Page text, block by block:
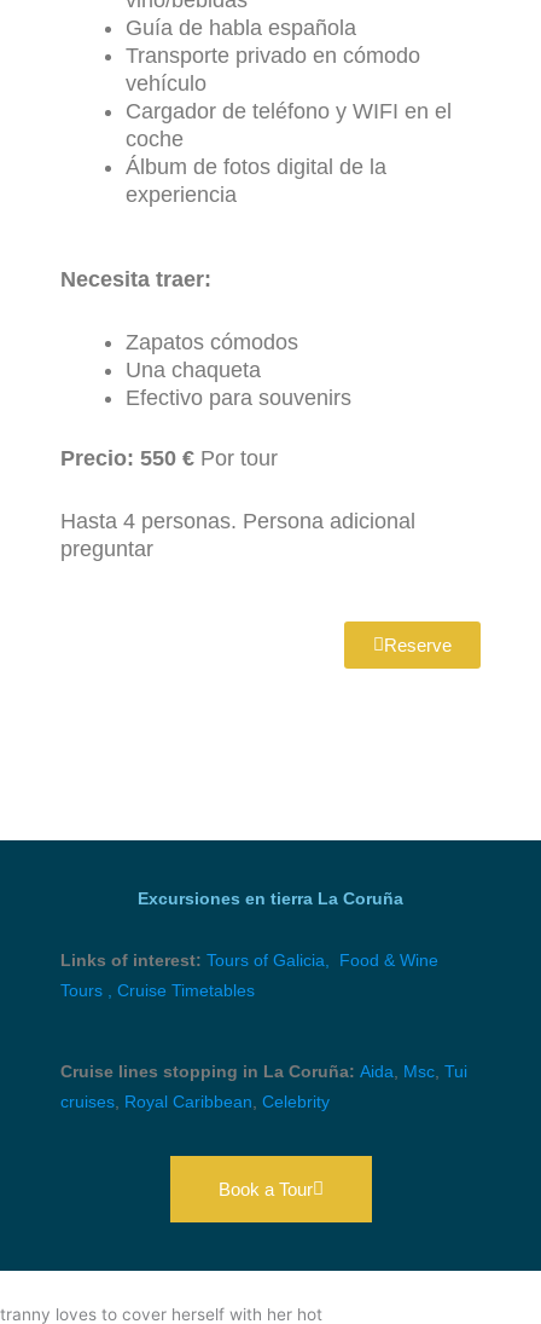
Guía de habla española
Transporte privado en cómodo
vehículo
Cargador de teléfono y WIFI en el
coche
Álbum de fotos digital de la
experiencia
Necesita traer:
Zapatos cómodos
Una chaqueta
Efectivo para souvenirs
Precio: 550 € Por tour
Hasta 4 personas. Persona adicional
preguntar
Reserve
Excursiones en tierra La Coruña
Links of interest: Tours of Galicia,
Food & Wine
Tours , Cruise Timetables
Cruise lines stopping in La Coruña: Aida, Msc, Tui
cruises, Royal Caribbean, Celebrity
Book a Tour
tranny loves to cover herself with her hot